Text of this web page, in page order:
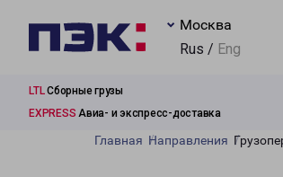
Москва
Rus / Eng
LTLСборные грузы
EXPRESS Авиа- и экспресс-доставка
Главная Направления